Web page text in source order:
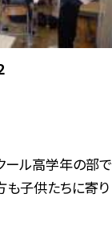
ール高学年の部で
も子供たちに寄り